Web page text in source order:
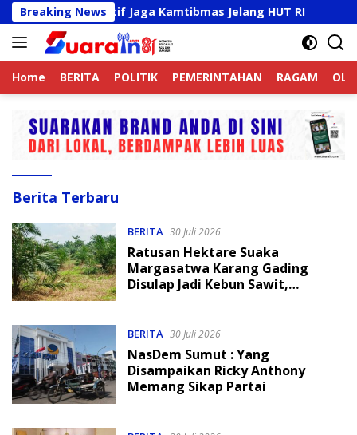
Langsung
ke
konten
Breaking News
Aktif Jaga Kamtibmas Jelang HUT RI
Home BERITA POLITIK PEMERINTAHAN RAGAM
Suarain
Berita Terbaru
BERITA 30 Juli 2026
Ratusan Hektare Suaka
Margasatwa Karang Gading
Disulap Jadi Kebun Sawit,
BERITA 30 Juli 2026
NasDem Sumut : Yang
Disampaikan Ricky Anthony
Memang Sikap Partai